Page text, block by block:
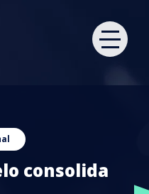
consolida